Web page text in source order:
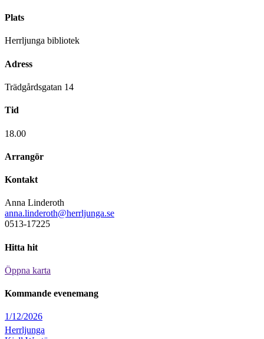
Plats
Herrljunga bibliotek
Adress
Trädgårdsgatan 14
Tid
18.00
Arrangör
Kontakt
Anna Linderoth
anna.linderoth@herrljunga.se
0513-17225
Hitta hit
Öppna karta
Kommande evenemang
1/12/2026
Herrljunga